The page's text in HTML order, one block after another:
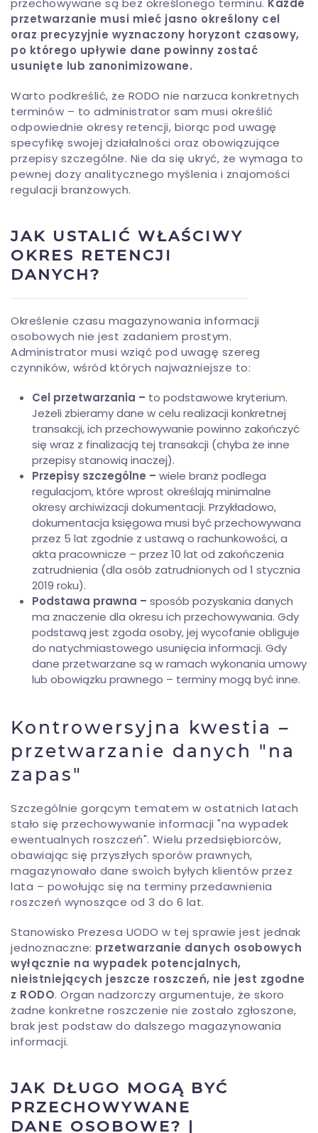
przechowywane są bez określonego terminu. Każde
przetwarzanie musi mieć jasno określony cel
oraz precyzyjnie wyznaczony horyzont czasowy,
po którego upływie dane powinny zostać
usunięte lub zanonimizowane.
Warto podkreślić, że RODO nie narzuca konkretnych
terminów – to administrator sam musi określić
odpowiednie okresy retencji, biorąc pod uwagę
specyfikę swojej działalności oraz obowiązujące
przepisy szczególne. Nie da się ukryć, że wymaga to
pewnej dozy analitycznego myślenia i znajomości
regulacji branżowych.
JAK USTALIĆ WŁAŚCIWY
OKRES RETENCJI
DANYCH?
Określenie czasu magazynowania informacji
osobowych nie jest zadaniem prostym.
Administrator musi wziąć pod uwagę szereg
czynników, wśród których najważniejsze to:
Cel przetwarzania – to podstawowe kryterium.
Jeżeli zbieramy dane w celu realizacji konkretnej
transakcji, ich przechowywanie powinno zakończyć
się wraz z finalizacją tej transakcji (chyba że inne
przepisy stanowią inaczej).
Przepisy szczególne – wiele branż podlega
regulacjom, które wprost określają minimalne
okresy archiwizacji dokumentacji. Przykładowo,
dokumentacja księgowa musi być przechowywana
przez 5 lat zgodnie z ustawą o rachunkowości, a
akta pracownicze – przez 10 lat od zakończenia
zatrudnienia (dla osób zatrudnionych od 1 stycznia
2019 roku).
Podstawa prawna – sposób pozyskania danych
ma znaczenie dla okresu ich przechowywania. Gdy
podstawą jest zgoda osoby, jej wycofanie obliguje
do natychmiastowego usunięcia informacji. Gdy
dane przetwarzane są w ramach wykonania umowy
lub obowiązku prawnego – terminy mogą być inne.
Kontrowersyjna kwestia –
przetwarzanie danych "na
zapas"
Szczególnie gorącym tematem w ostatnich latach
stało się przechowywanie informacji "na wypadek
ewentualnych roszczeń". Wielu przedsiębiorców,
obawiając się przyszłych sporów prawnych,
magazynowało dane swoich byłych klientów przez
lata – powołując się na terminy przedawnienia
roszczeń wynoszące od 3 do 6 lat.
Stanowisko Prezesa UODO w tej sprawie jest jednak
jednoznaczne: przetwarzanie danych osobowych
wyłącznie na wypadek potencjalnych,
nieistniejących jeszcze roszczeń, nie jest zgodne
z RODO. Organ nadzorczy argumentuje, że skoro
żadne konkretne roszczenie nie zostało zgłoszone,
brak jest podstaw do dalszego magazynowania
informacji.
JAK DŁUGO MOGĄ BYĆ
PRZECHOWYWANE
DANE OSOBOWE? |